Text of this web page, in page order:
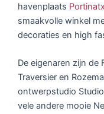
havenplaats Portinatx
smaakvolle winkel
decoraties en high
De eigenaren zijn de
Traversier en
ontwerpstudio
vele andere mooie